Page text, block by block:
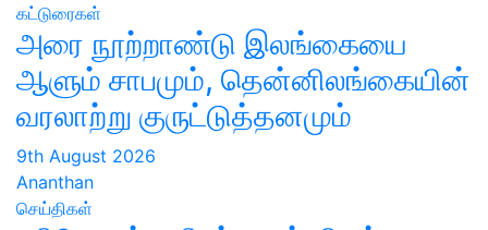
கட்டுரைகள்
அரை நூற்றாண்டு இலங்கையை
ஆளும் சாபமும், தென்னிலங்கையின்
வரலாற்று குருட்டுத்தனமும்
9th August 2026
Ananthan
செய்திகள்